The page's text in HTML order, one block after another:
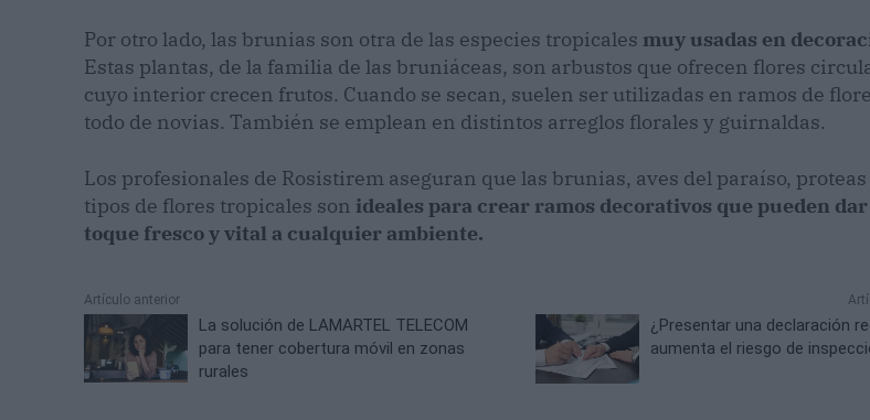
Por otro lado, las brunias son otra de las especies tropicales muy usadas en
Estas plantas, de la familia de las bruniáceas, son arbustos que ofrecen flores
cuyo interior crecen frutos. Cuando se secan, suelen ser utilizadas en ramos de
todo de novias. También se emplean en distintos arreglos florales y guirnaldas.
Los profesionales de Rosistirem aseguran que las brunias, aves del paraíso,
tipos de flores tropicales son ideales para crear ramos decorativos que pueden
toque fresco y vital a cualquier ambiente.
Artículo anterior
La solución de LAMARTEL TELECOM
para tener cobertura móvil en zonas
rurales
¿Presentar una declaración
aumenta el riesgo de